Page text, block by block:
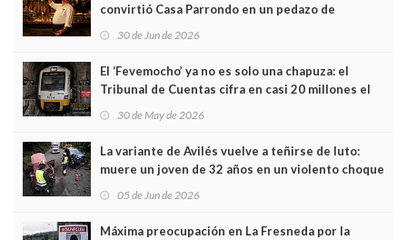
convirtió Casa Parrondo en un pedazo de
30 de Jun de 2026
El ‘Fevemocho’ ya no es solo una chapuza: el
Tribunal de Cuentas cifra en casi 20 millones el
30 de May de 2026
La variante de Avilés vuelve a teñirse de luto:
muere un joven de 32 años en un violento choque
05 de Jun de 2026
Máxima preocupación en La Fresneda por la